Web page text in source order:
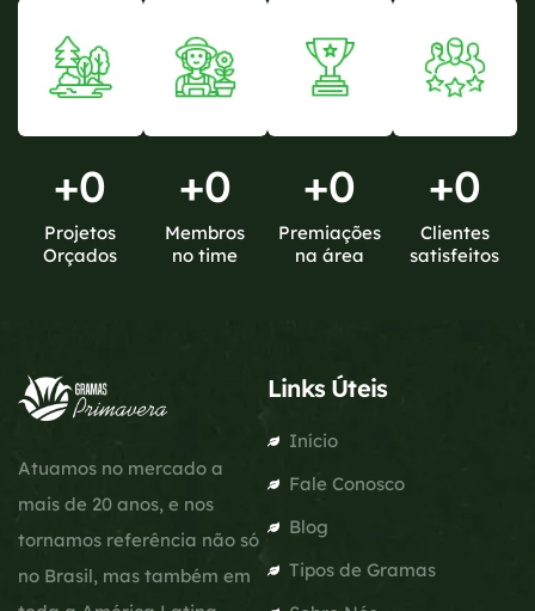
+0
Projetos
Orçados
+0
Membros
no time
+0
Premiações
na área
+0
Clientes
satisfeitos
Atuamos no mercado a
mais de 20 anos, e nos
tornamos referência não só
no Brasil, mas também em
Links Úteis
Início
Fale Conosco
Blog
Tipos de Gramas